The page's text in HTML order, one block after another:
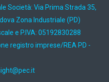
Società: Via Prima Strada 35,
Zona Industriale (PD)
e P.IVA: 05192830288
registro imprese/REA PD -